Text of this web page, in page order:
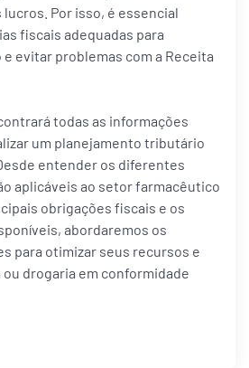
Por isso, é essencial
fiscais adequadas para
evitar problemas com a Receita
todas as informações
um planejamento tributário
entender os diferentes
aplicáveis ao setor farmacêutico
obrigações fiscais e os
abordaremos os
para otimizar seus recursos e
drogaria em conformidade